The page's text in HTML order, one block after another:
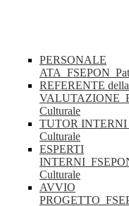
PERSONALE
REFERENTE della
Culturale
TUTOR
Culturale
ESPERTI
Culturale
AVVIO